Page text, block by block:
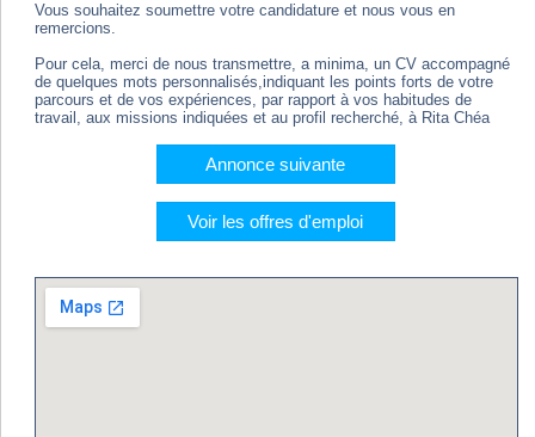
Vous souhaitez soumettre votre candidature et nous vous en
remercions.
Pour cela, merci de nous transmettre, a minima, un CV accompagné
de quelques mots personnalisés,indiquant les points forts de votre
parcours et de vos expériences, par rapport à vos habitudes de
travail, aux missions indiquées et au profil recherché, à Rita Chéa
Annonce suivante
Voir les offres d'emploi